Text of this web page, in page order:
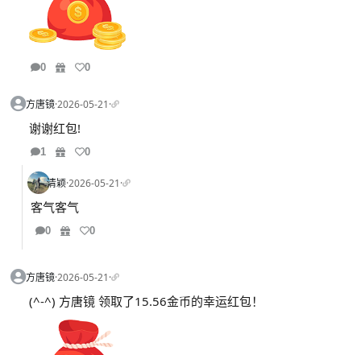
0 0
方唐镜·2026-05-21·
谢谢红包!
1 0
清颖·2026-05-21·
客气客气
0 0
方唐镜·2026-05-21·
(^-^) 方唐镜 领取了15.56金币的幸运红包！